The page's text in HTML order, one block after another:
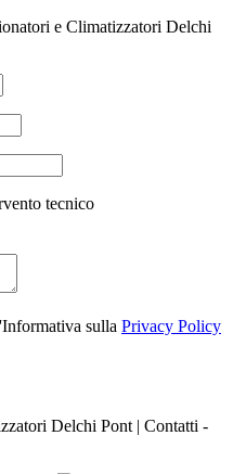
e Climatizzatori Delchi
tecnico
sulla Privacy Policy
Delchi Pont | Contatti -